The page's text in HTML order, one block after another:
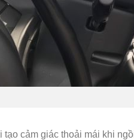
cảm giác thoải mái khi